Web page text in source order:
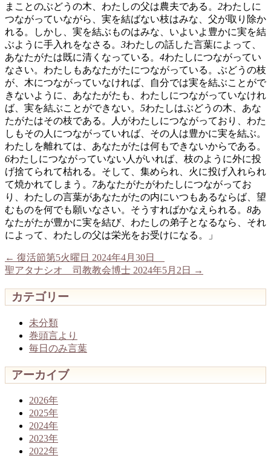
まことのぶどうの木、わたしの父は農夫である。 2わたしに
つながっていながら、実を結ばない枝はみな、父が取り除か
れる。しかし、実を結ぶものはみな、いよいよ豊かに実を結
ぶように手入れをなさる。 3わたしの話した言葉によって、
あなたがたは既に清くなっている。 4わたしにつながってい
なさい。わたしもあなたがたにつながっている。ぶどうの枝
が、木につながっていなければ、自分では実を結ぶことがで
きないように、あなたがたも、わたしにつながっていなけれ
ば、実を結ぶことができない。 5わたしはぶどうの木、あな
たがたはその枝である。人がわたしにつながっており、わた
しもその人につながっていれば、その人は豊かに実を結ぶ。
わたしを離れては、あなたがたは何もできないからである。
6わたしにつながっていない人がいれば、枝のように外に投
げ捨てられて枯れる。そして、集められ、火に投げ入れられ
て焼かれてしまう。 7あなたがたがわたしにつながってお
り、わたしの言葉があなたがたの内にいつもあるならば、望
むものを何でも願いなさい。そうすればかなえられる。 8あ
なたがたが豊かに実を結び、わたしの弟子となるなら、それ
によって、わたしの父は栄光をお受けになる。」
← 復活節第5火曜日 2024年4月30日
聖アタナシオ 司教教会博士 2024年5月2日
→
カテゴリー
未分類
巻頭言より
毎日のみ言葉
アーカイブ
2026年
2025年
2024年
2023年
2022年